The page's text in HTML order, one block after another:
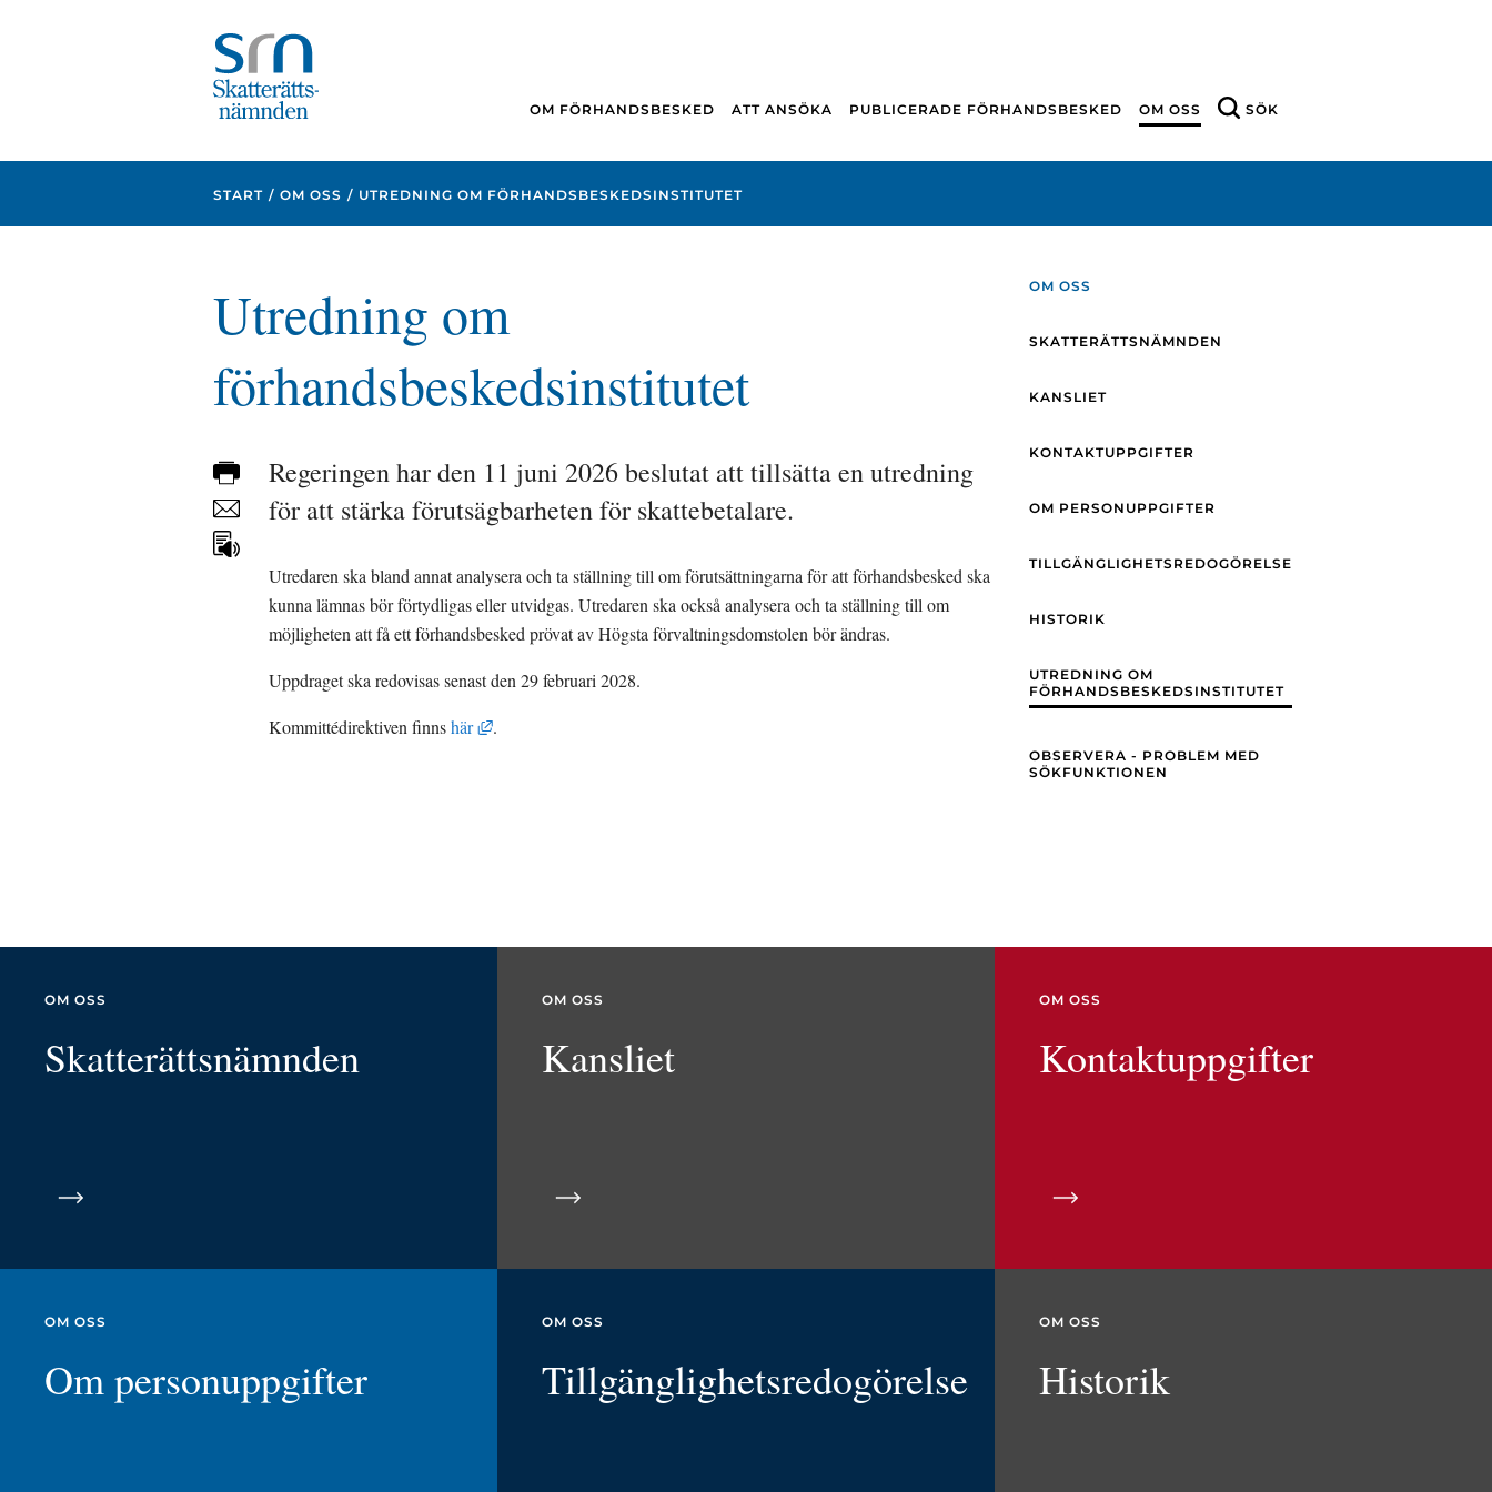
OM FÖRHANDSBESKED ATT ANSÖKA PUBLICERADE FÖRHANDSBESKED OM OSS SÖK
START OM OSS UTREDNING OM FÖRHANDSBESKEDSINSTITUTET
Utredning om
förhandsbeskedsinstitutet
Skriv
ut
Dela
sidan
Regeringen har den 11 juni 2026 beslutat att tillsätta en utredning
för att stärka förutsägbarheten för skattebetalare.
Utredaren ska bland annat analysera och ta ställning till om förutsättningarna för att förhandsbesked ska
kunna lämnas bör förtydligas eller utvidgas. Utredaren ska också analysera och ta ställning till om
möjligheten att få ett förhandsbesked prövat av Högsta förvaltningsdomstolen bör ändras.
Uppdraget ska redovisas senast den 29 februari 2028.
Kommittédirektiven finns här Länk till annan webbplats, öppnas i nytt fönster.
.
OM OSS
SKATTERÄTTSNÄMNDEN
KANSLIET
KONTAKTUPPGIFTER
OM PERSONUPPGIFTER
TILLGÄNGLIGHETSREDOGÖRELSE
HISTORIK
UTREDNING OM
FÖRHANDSBESKEDSINSTITUTET
OBSERVERA - PROBLEM MED
SÖKFUNKTIONEN
OM OSS
Skatterättsnämnden
OM OSS
Kansliet
OM OSS
Kontaktuppgifter
OM OSS
Om personuppgifter
OM OSS
Tillgänglighetsredogörelse
OM OSS
Historik